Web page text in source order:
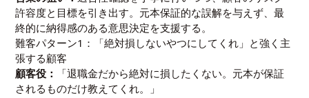
許容度と目標を引き出す。元本保証的な誤解を与えず、最
終的に納得感のある意思決定を支援する。
難客パターン1：「絶対損しないやつにしてくれ」と強く主
張する顧客
顧客役：
「退職金だから絶対に損したくない。元本が保証
されるものだけ教えてくれ。」